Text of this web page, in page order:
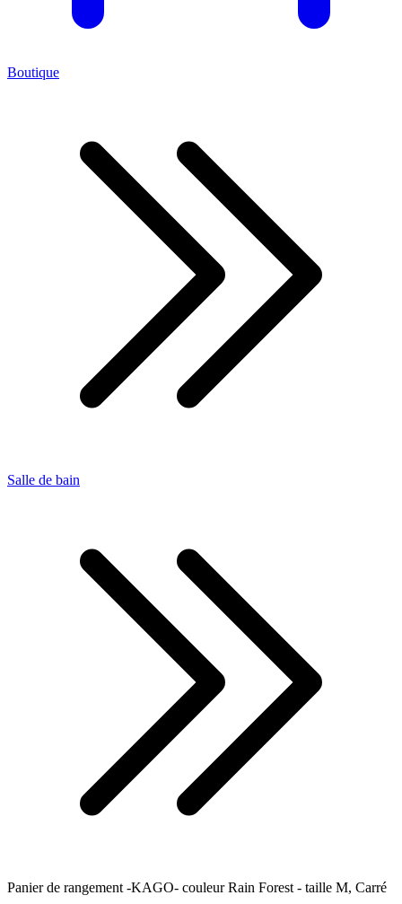
Boutique
Salle de bain
Panier de rangement -KAGO- couleur Rain Forest - taille M, Carré